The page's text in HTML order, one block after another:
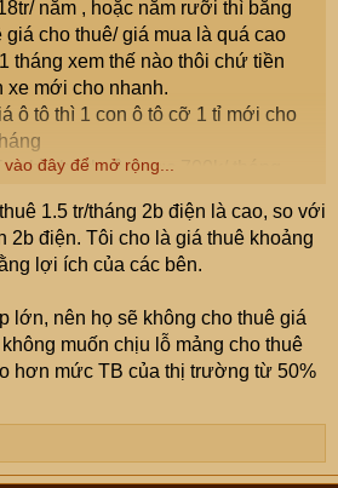
năm , hoặc năm rưỡi thì bằng
cho thuê/ giá mua là quá cao
tháng xem thế nào thôi chứ tiền
xe mới cho nhanh.
ô tô thì 1 con ô tô cỡ 1 tỉ mới cho
chỉ cho thuê được 700k/ tháng
vào đây để mở rộng...
1.5 tr/tháng 2b điện là cao, so với
2b điện. Tôi cho là giá thuê khoảng
lợi ích của các bên.
lớn, nên họ sẽ không cho thuê giá
muốn chịu lỗ mảng cho thuê
hơn mức TB của thị trường từ 50%